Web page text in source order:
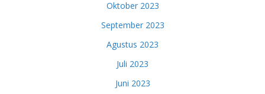
Oktober 2023
September 2023
Agustus 2023
Juli 2023
Juni 2023